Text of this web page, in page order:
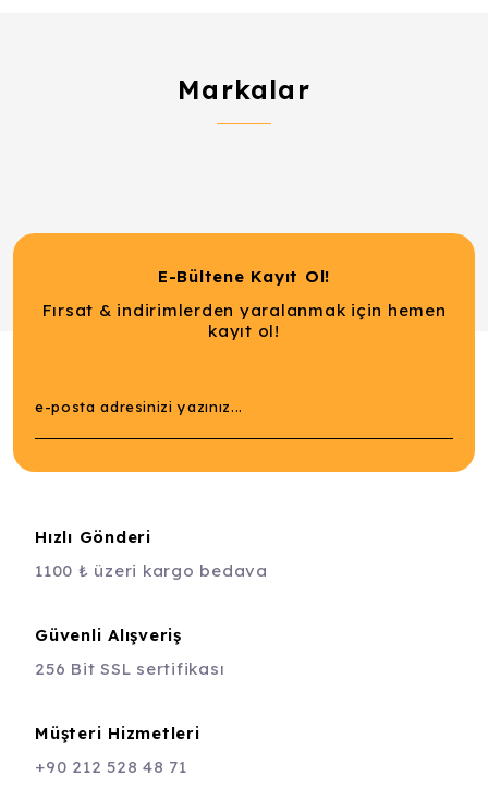
Markalar
E-Bültene Kayıt Ol!
Fırsat & indirimlerden yaralanmak için hemen
kayıt ol!
Hızlı Gönderi
1100 ₺ üzeri kargo bedava
Güvenli Alışveriş
256 Bit SSL sertifikası
Müşteri Hizmetleri
+90 212 528 48 71